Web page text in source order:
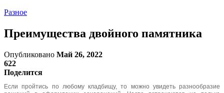
Разное
Преимущества двойного памятника
Опубликовано Май 26, 2022
622
Поделится
Если пройтись по любому кладбищу, то можно увидеть разнообразие